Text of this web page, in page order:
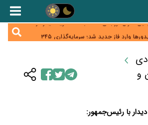
مسابقه نذری ماه صفر برگزار شد
نگران ارز باقی‌مانده نباشند؛ خرید دینار در
صرافی‌ها
جنگ کریدورها وارد فاز جدید شد؛ سرمایه‌گذاری ۳۴۵
اوراسیا تا ۲۰۳۵
توسعه می‌یابد
در گردش بدون خلق نقدینگی؛ نقش
مالیاتی در حمایت از تولید
و
با رئیس‌جمهور: